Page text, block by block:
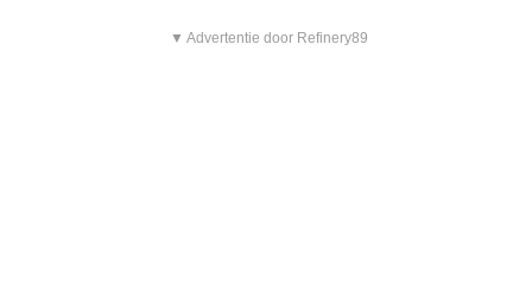
▼ Advertentie door Refinery89